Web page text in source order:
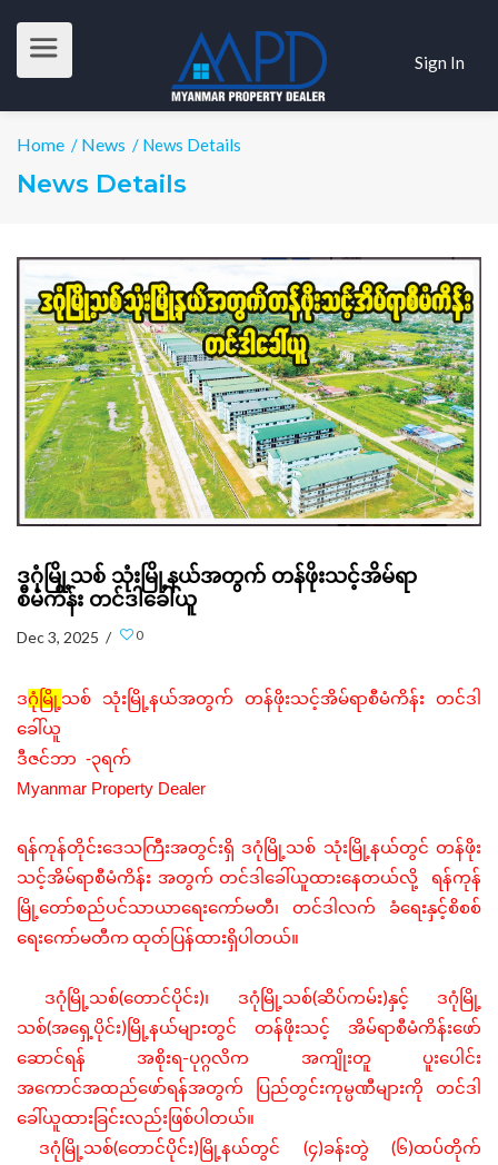
Sign In
Home / News / News Details
News Details
ဒဂုံမြို့သစ် သုံးမြို့နယ်အတွက် တန်ဖိုးသင့်အိမ်ရာ
စီမံကိန်း တင်ဒါခေါ်ယူ
Dec 3, 2025 / 0
ဒဂုံမြို့ သစ် သုံးမြို့နယ်အတွက် တန်ဖိုးသင့်အိမ်ရာစီမံကိန်း တင်ဒါ
ခေါ်ယူ
ဒီဇင်ဘာ -၃ရက်
Myanmar Property Dealer
ရန်ကုန်တိုင်းဒေသကြီးအတွင်းရှိ ဒဂုံမြို့သစ် သုံးမြို့နယ်တွင် တန်ဖိုး
သင့်အိမ်ရာစီမံကိန်း အတွက် တင်ဒါခေါ်ယူထားနေတယ်လို့
ရန်ကုန်
မြို့တော်စည်ပင်သာယာရေးကော်မတီ၊
တင်ဒါလက်
ခံရေးနှင့်စိစစ်
ရေးကော်မတီက ထုတ်ပြန်ထားရှိပါတယ်။
ဒဂုံမြို့သစ်(တောင်ပိုင်း)၊ ဒဂုံမြို့သစ်(ဆိပ်ကမ်း)နှင့်
ဒဂုံမြို့
သစ်(အရှေ့ပိုင်း) မြို့နယ်များတွင် တန်ဖိုးသင့်
အိမ်ရာစီမံကိန်းဖော်
ဆောင်ရန်
အစိုးရ-ပုဂ္ဂလိက အကျိုးတူ
ပူးပေါင်း
အကောင်အထည်ဖော်ရန်အတွက်
ပြည်တွင်းကုမ္ပဏီများကို
တင်ဒါ
ခေါ်ယူထားခြင်းလည်းဖြစ်ပါတယ်။
ဒဂုံမြို့သစ်(တောင်ပိုင်း) မြို့နယ်တွင် (၄)ခန်းတွဲ (၆)ထပ်တိုက်